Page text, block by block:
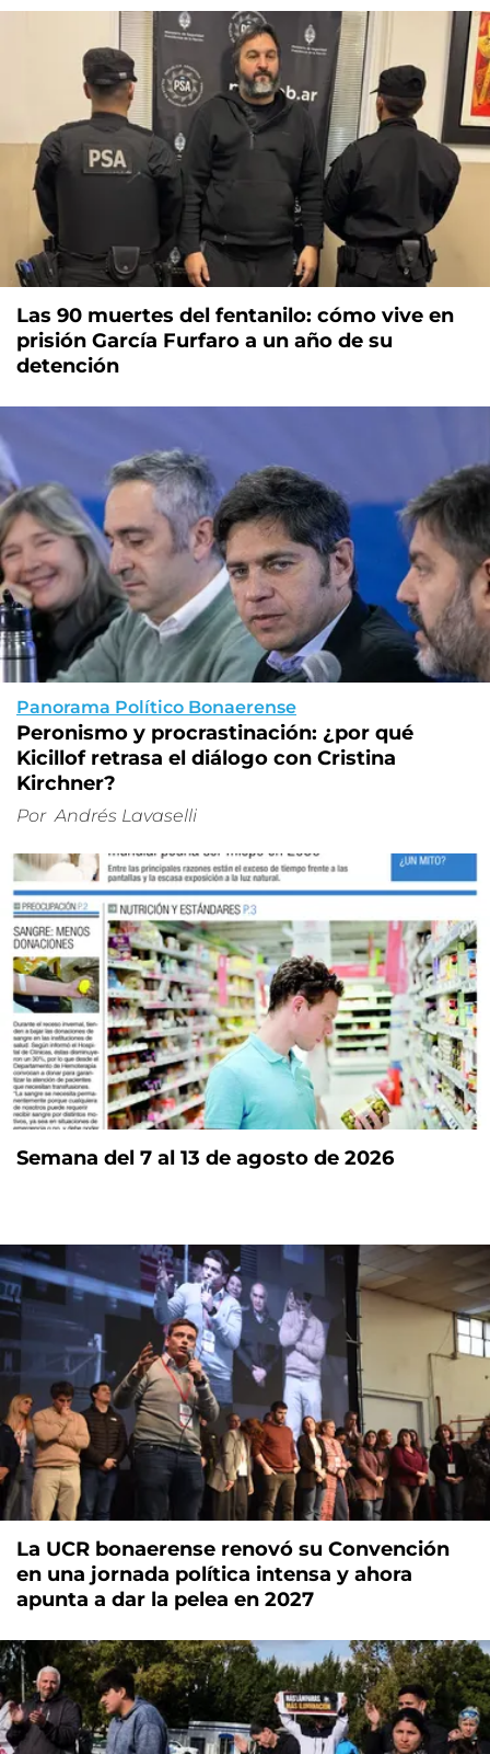
Las 90 muertes del fentanilo: cómo vive en
prisión García Furfaro a un año de su
detención
Panorama Político Bonaerense
Peronismo y procrastinación: ¿por qué
Kicillof retrasa el diálogo con Cristina
Kirchner?
Por Andrés Lavaselli
Semana del 7 al 13 de agosto de 2026
La UCR bonaerense renovó su Convención
en una jornada política intensa y ahora
apunta a dar la pelea en 2027